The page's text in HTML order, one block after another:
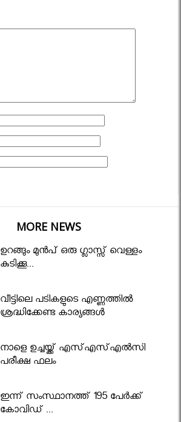
MORE NEWS
ഉറങ്ങും മുന്‍പ് ഒരു ഗ്ലാസ്സ് വെള്ളം
കുടിക്കൂ...
വീട്ടിലെ പടികളുടെ എണ്ണത്തിൽ
ശ്രദ്ധിക്കേണ്ട കാര്യങ്ങൾ
നാളെ ഉച്ചയ്ക്ക് എസ്എസ്എല്‍സി
പരീക്ഷ ഫലം
ഇന്ന് സംസ്ഥാനത്ത് 195 പേര്‍ക്ക്
കോവിഡ് ...